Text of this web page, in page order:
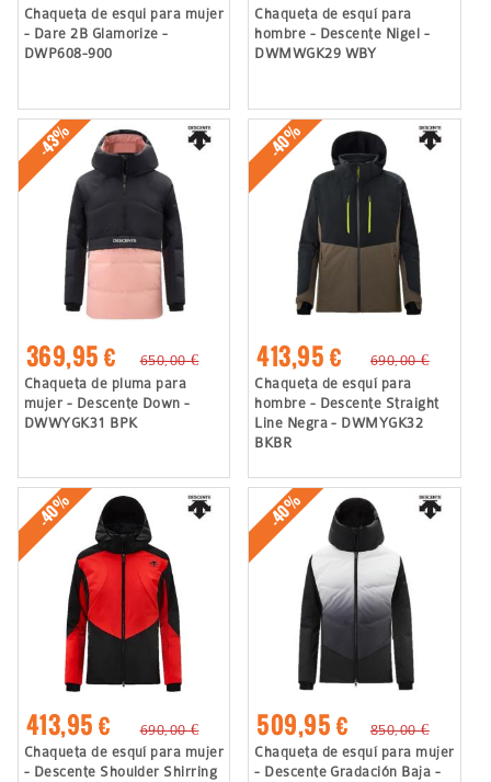
Chaqueta de esqui para mujer
- Dare 2B Glamorize -
DWP608-900
Chaqueta de esquí para
hombre - Descente Nigel -
DWMWGK29 WBY
-43%
369,95 €
650,00 €
Chaqueta de pluma para
mujer - Descente Down -
DWWYGK31 BPK
-40%
413,95 €
690,00 €
Chaqueta de esquí para
hombre - Descente Straight
Line Negra - DWMYGK32
BKBR
-40%
413,95 €
690,00 €
Chaqueta de esquí para mujer
- Descente Shoulder Shirring
-40%
509,95 €
850,00 €
Chaqueta de esquí para mujer
- Descente Gradación Baja -